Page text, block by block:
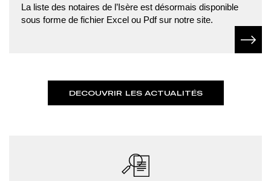
La liste des notaires de l’Isère est désormais disponible
sous forme de fichier Excel ou Pdf sur notre site.
En
DECOUVRIR LES ACTUALITÉS